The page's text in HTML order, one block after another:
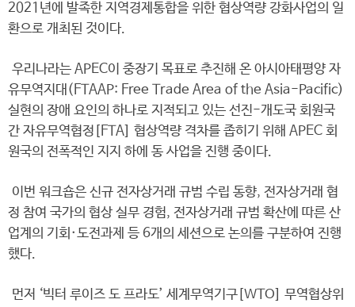
2021년에 발족한 지역경제통합을 위한 협상역량 강화사업의 일
환으로 개최된 것이다.
우리나라는 APEC이 중장기 목표로 추진해 온 아시아태평양 자
유무역지대(FTAAP: Free Trade Area of the Asia-Pacific)
실현의 장애 요인의 하나로 지적되고 있는 선진-개도국 회원국
간 자유무역협정[FTA] 협상역량 격차를 좁히기 위해 APEC 회
원국의 전폭적인 지지 하에 동 사업을 진행 중이다.
이번 워크숍은 신규 전자상거래 규범 수립 동향, 전자상거래 협
정 참여 국가의 협상 실무 경험, 전자상거래 규범 확산에 따른 산
업계의 기회·도전과제 등 6개의 세션으로 논의를 구분하여 진행
했다.
먼저 ‘빅터 루이즈 도 프라도’ 세계무역기구[WTO] 무역협상위